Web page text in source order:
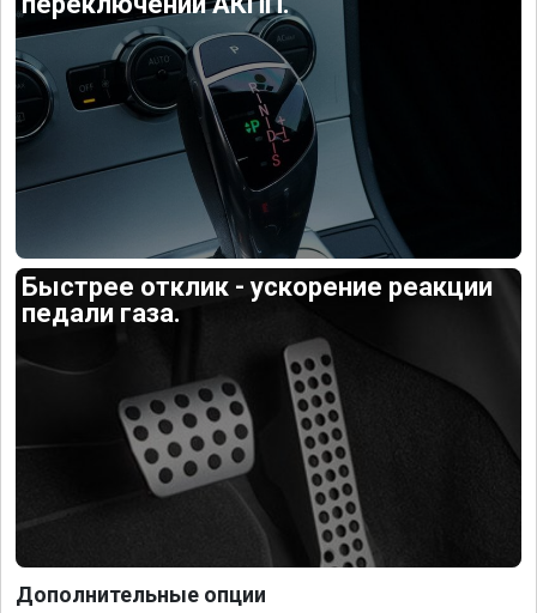
Быстрее отклик - ускорение реакции
педали газа.
Дополнительные опции